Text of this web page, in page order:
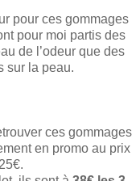
pour ces gommages
pour moi partis des
de l’odeur que des
sur la peau.
ces gommages
en promo au prix